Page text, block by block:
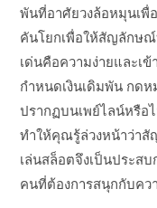
พันที่อาศัยวงล้อหมุนเพื่
คันโยกเพื่อให้สัญลักษณ์
เด่นคือความง่ายและเ
กำหนดเงินเดิมพัน กด
ปรากฏบนเพย์ไลน์หรือ
ทำให้คุณรู้ล่วงหน้าว่า
เล่นสล็อตจึงเป็นประส
คนที่ต้องการสนุกกับคว